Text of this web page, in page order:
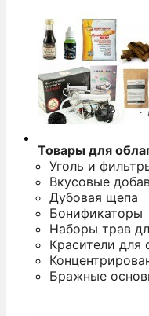
Товары для
Уголь и
Вкусовые
Дубовая щепа
Бонификаторы
Наборы трав
Красители для
Бражные